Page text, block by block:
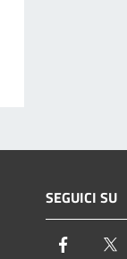
SEGUICI SU
Facebook